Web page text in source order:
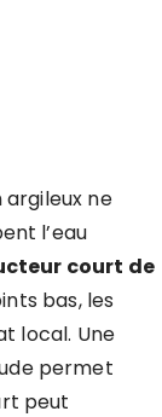
ne
l’eau
court de
bas, les
local. Une
permet
peut